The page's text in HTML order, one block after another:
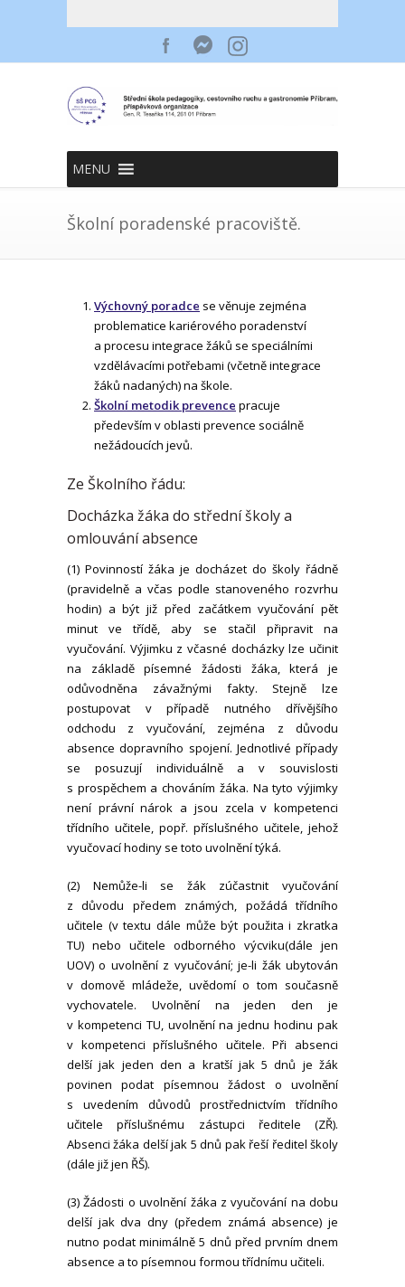
MENU
Školní poradenské pracoviště.
Výchovný poradce se věnuje zejména
problematice kariérového poradenství
a procesu integrace žáků se speciálními
vzdělávacími potřebami (včetně integrace
žáků nadaných) na škole.
Školní metodik prevence pracuje
především v oblasti prevence sociálně
nežádoucích jevů.
Ze Školního řádu:
Docházka žáka do střední školy a
omlouvání absence
(1) Povinností žáka je docházet do školy řádně
(pravidelně a včas podle stanoveného rozvrhu
hodin) a být již před začátkem vyučování pět
minut ve třídě, aby se stačil připravit na
vyučování. Výjimku z včasné docházky lze učinit
na základě písemné žádosti žáka, která je
odůvodněna závažnými fakty. Stejně lze
postupovat v případě nutného dřívějšího
odchodu z vyučování, zejména z důvodu
absence dopravního spojení. Jednotlivé případy
se posuzují individuálně a v souvislosti
s prospěchem a chováním žáka. Na tyto výjimky
není právní nárok a jsou zcela v kompetenci
třídního učitele, popř. příslušného učitele, jehož
vyučovací hodiny se toto uvolnění týká.
(2) Nemůže-li se žák zúčastnit vyučování
z důvodu předem známých, požádá třídního
učitele (v textu dále může být použita i zkratka
TU) nebo učitele odborného výcviku(dále jen
UOV) o uvolnění z vyučování; je-li žák ubytován
v domově mládeže, uvědomí o tom současně
vychovatele. Uvolnění na jeden den je
v kompetenci TU, uvolnění na jednu hodinu pak
v kompetenci příslušného učitele. Při absenci
delší jak jeden den a kratší jak 5 dnů je žák
povinen podat písemnou žádost o uvolnění
s uvedením důvodů prostřednictvím třídního
učitele příslušnému zástupci ředitele (ZŘ).
Absenci žáka delší jak 5 dnů pak řeší ředitel školy
(dále již jen ŘŠ).
(3) Žádosti o uvolnění žáka z vyučování na dobu
delší jak dva dny (předem známá absence) je
nutno podat minimálně 5 dnů před prvním dnem
absence a to písemnou formou třídnímu učiteli.